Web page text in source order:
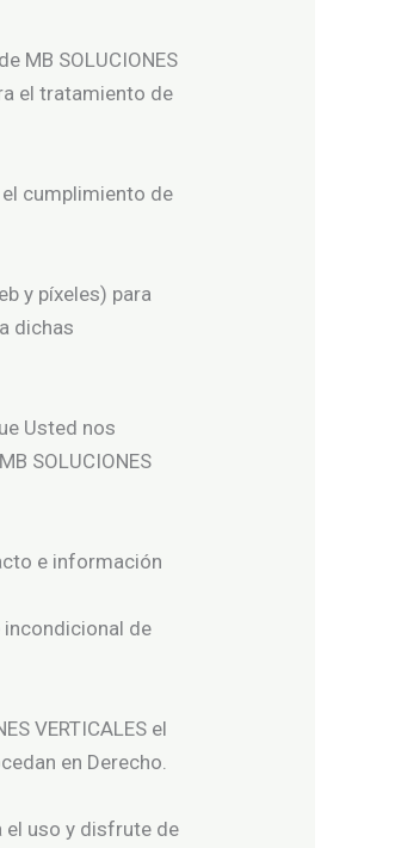
MB SOLUCIONES
el tratamiento de
el cumplimiento de
y píxeles) para
dichas
Usted nos
SOLUCIONES
e información
de
VERTICALES el
en Derecho.
uso y disfrute de